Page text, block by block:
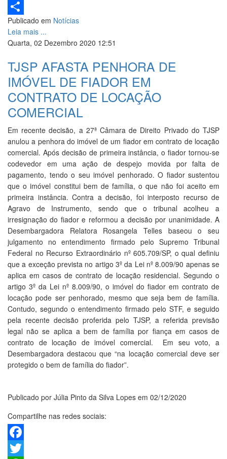
LinkedIn
Share
Publicado em Notícias
Leia mais ...
Quarta, 02 Dezembro 2020 12:51
TJSP AFASTA PENHORA DE
IMÓVEL DE FIADOR EM
CONTRATO DE LOCAÇÃO
COMERCIAL
Em recente decisão, a 27ª Câmara de Direito Privado do TJSP
anulou a penhora do imóvel de um fiador em contrato de locação
comercial. Após decisão de primeira instância, o fiador tornou-se
codevedor em uma ação de despejo movida por falta de
pagamento, tendo o seu imóvel penhorado. O fiador sustentou
que o imóvel constitui bem de família, o que não foi aceito em
primeira instância. Contra a decisão, foi interposto recurso de
Agravo de Instrumento, sendo que o tribunal acolheu a
irresignação do fiador e reformou a decisão por unanimidade. A
Desembargadora Relatora Rosangela Telles baseou o seu
julgamento no entendimento firmado pelo Supremo Tribunal
Federal no Recurso Extraordinário nº 605.709/SP, o qual definiu
que a exceção prevista no artigo 3º da Lei nº 8.009/90 apenas se
aplica em casos de contrato de locação residencial. Segundo o
artigo 3º da Lei nº 8.009/90, o imóvel do fiador em contrato de
locação pode ser penhorado, mesmo que seja bem de família.
Contudo, segundo o entendimento firmado pelo STF, e seguido
pela recente decisão proferida pelo TJSP, a referida previsão
legal não se aplica a bem de família por fiança em casos de
contrato de locação de imóvel comercial. Em seu voto, a
Desembargadora destacou que “na locação comercial deve ser
protegido o bem de família do fiador”.
Publicado por Júlia Pinto da Silva Lopes em 02/12/2020
Compartilhe nas redes sociais:
Facebook